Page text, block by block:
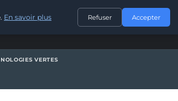
CONTACT
VERTES
En savoir plus Refuser Accepter